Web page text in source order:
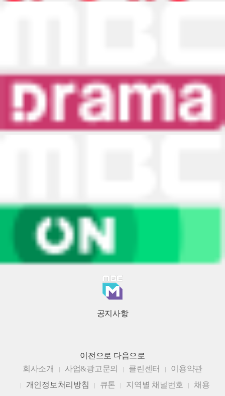
공지사항
이전으로 다음으로
회사소개
사업&광고문의 클린센터
이용약관
개인정보처리방침
큐톤 지역별 채널번호 채용